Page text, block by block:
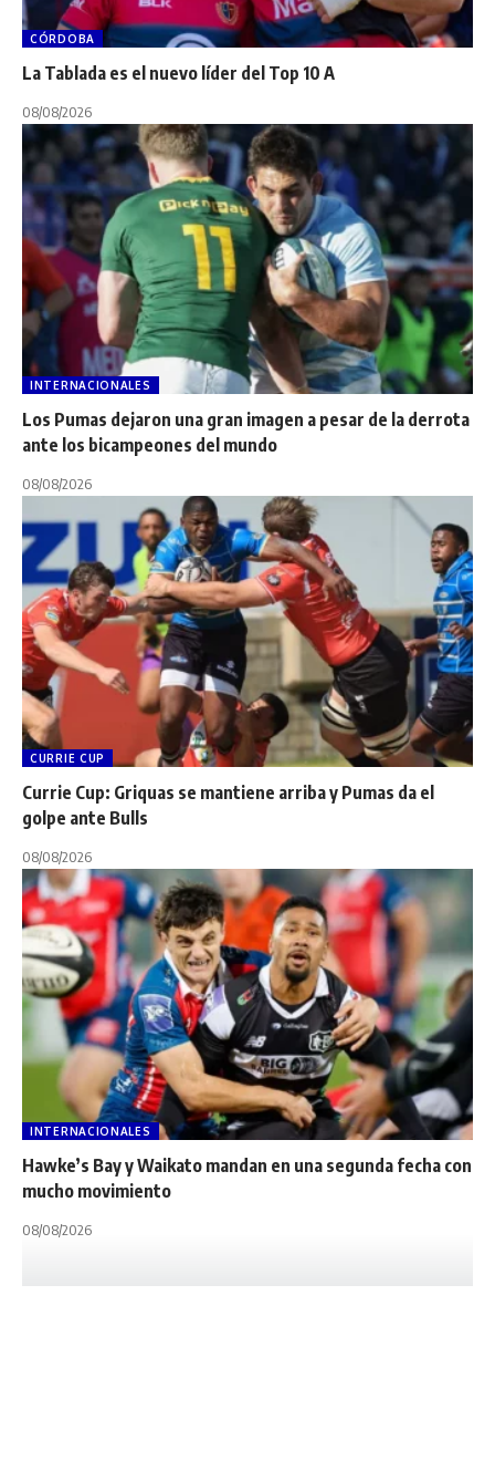
CÓRDOBA
La Tablada es el nuevo líder del Top 10 A
08/08/2026
INTERNACIONALES
Los Pumas dejaron una gran imagen a pesar de la derrota
ante los bicampeones del mundo
08/08/2026
CURRIE CUP
Currie Cup: Griquas se mantiene arriba y Pumas da el
golpe ante Bulls
08/08/2026
INTERNACIONALES
Hawke’s Bay y Waikato mandan en una segunda fecha con
mucho movimiento
08/08/2026